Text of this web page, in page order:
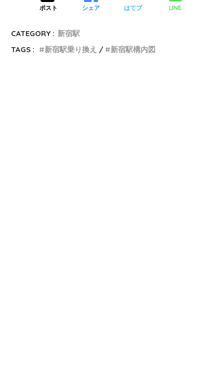
ポスト シェア はてブ LINE
CATEGORY : 新宿駅
TAGS :
新宿駅乗り換え 新宿駅構内図